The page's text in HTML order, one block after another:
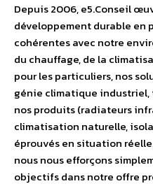
Depuis 2006, e5.Conseil
développement durable en
cohérentes avec notre
du chauffage, de la
pour les particuliers, nos
génie climatique
nos produits (radiateurs
climatisation naturelle,
éprouvés en situation
nous nous efforçons
objectifs dans notre offre